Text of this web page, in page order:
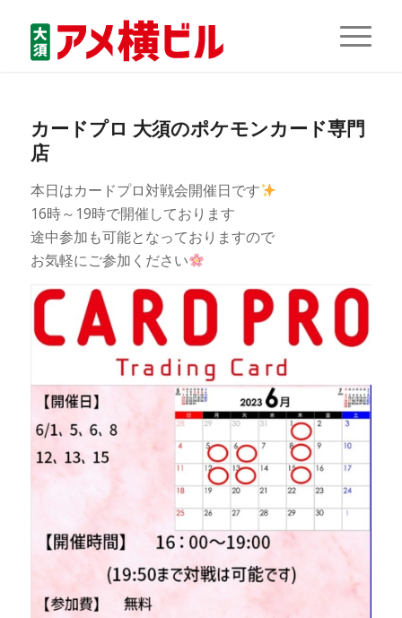
カードプロ 大須のポケモンカード専門
店
本日はカードプロ対戦会開催日です
16時～19時で開催しております
途中参加も可能となっておりますので
お気軽にご参加ください